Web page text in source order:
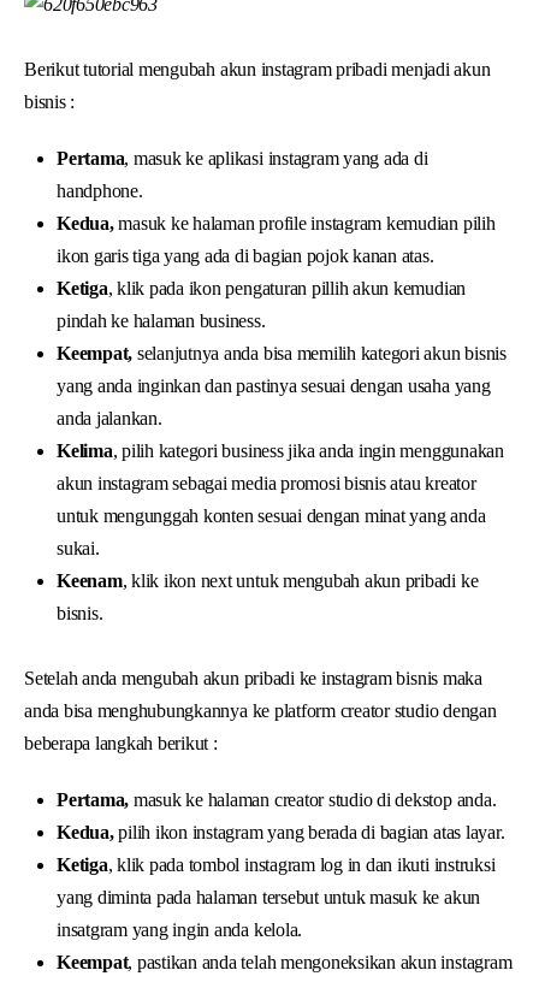
Berikut tutorial mengubah akun instagram pribadi menjadi akun
bisnis :
Pertama, masuk ke aplikasi instagram yang ada di
handphone.
Kedua,masuk ke halaman profile instagram kemudian pilih
ikon garis tiga yang ada di bagian pojok kanan atas.
Ketiga, klik pada ikon pengaturan pillih akun kemudian
pindah ke halaman business.
Keempat, selanjutnya anda bisa memilih kategori akun bisnis
yang anda inginkan dan pastinya sesuai dengan usaha yang
anda jalankan.
Kelima, pilih kategori business jika anda ingin menggunakan
akun instagram sebagai media promosi bisnis atau kreator
untuk mengunggah konten sesuai dengan minat yang anda
sukai.
Keenam, klik ikon next untuk mengubah akun pribadi ke
bisnis.
Setelah anda mengubah akun pribadi ke instagram bisnis maka
anda bisa menghubungkannya ke platform creator studio dengan
beberapa langkah berikut :
Pertama, masuk ke halaman creator studio di dekstop anda.
Kedua,pilih ikon instagram yang berada di bagian atas layar.
Ketiga, klik pada tombol instagram log in dan ikuti instruksi
yang diminta pada halaman tersebut untuk masuk ke akun
insatgram yang ingin anda kelola.
Keempat, pastikan anda telah mengoneksikan akun instagram